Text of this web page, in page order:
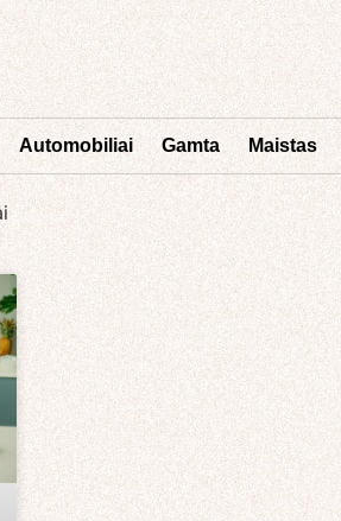
Automobiliai Gamta Maistas